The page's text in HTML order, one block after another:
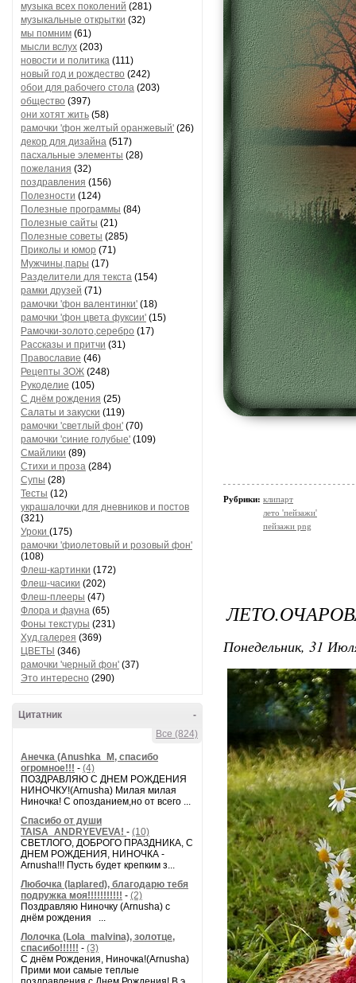
музыка всех поколений (281)
музыкальные открытки (32)
мы помним (61)
мысли вслух (203)
новости и политика (111)
новый год и рождество (242)
обои для рабочего стола (203)
общество (397)
они хотят жить (58)
рамочки 'фон желтый оранжевый' (26)
декор для дизайна (517)
пасхальные элементы (28)
пожелания (32)
поздравления (156)
Полезности (124)
Полезные программы (84)
Полезные сайты (21)
Полезные советы (285)
Приколы и юмор (71)
Мужчины,пары (17)
Разделители для текста (154)
рамки друзей (71)
рамочки 'фон валентинки' (18)
рамочки 'фон цвета фуксии' (15)
Рамочки-золото,серебро (17)
Рассказы и притчи (31)
Православие (46)
Рецепты ЗОЖ (248)
Рукоделие (105)
С днём рождения (25)
Салаты и закуски (119)
рамочки 'светлый фон' (70)
рамочки 'синие голубые' (109)
Смайлики (89)
Стихи и проза (284)
Супы (28)
Тесты (12)
украшалочки для дневников и постов
(321)
Уроки (175)
рамочки 'фиолетовый и розовый фон'
(108)
Флеш-картинки (172)
Флеш-часики (202)
Флеш-плееры (47)
Флора и фауна (65)
Фоны текстуры (231)
Худ.галерея (369)
ЦВЕТЫ (346)
рамочки 'черный фон' (37)
Это интересно (290)
-
Цитатник
Все (824)
Анечка (Anushka_M, спасибо
огромное!!! - (4)
ПОЗДРАВЛЯЮ С ДНЕМ РОЖДЕНИЯ
НИНОЧКУ!(Arnusha) Милая милая
Ниночка! С опозданием,но от всего ...
Спасибо от души
TAISA_ANDRYEVEVA! - (10)
СВЕТЛОГО, ДОБРОГО ПРАЗДНИКА, С
ДНЕМ РОЖДЕНИЯ, НИНОЧКА -
Arnusha!!! Пусть будет крепким з...
Любочка (laplared), благодарю тебя
подружка моя!!!!!!!!!!! - (2)
Поздравляю Ниночку (Arnusha) с
днём рождения ...
Лолочка (Lola_malvina), золотце,
спасибо!!!!!! - (3)
С днём Рождения, Ниночка!(Аrnusha)
Прими мои самые теплые
Рубрики: клипарт
лето 'пейзажи'
пейзажи png
Понедельник, 31